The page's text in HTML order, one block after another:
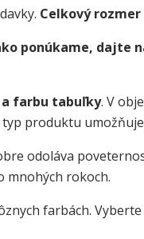
Celkový rozmer
ponúkame, dajte
farbu tabuľky. V
produktu
odoláva
mnohých rokoch.
farbách.